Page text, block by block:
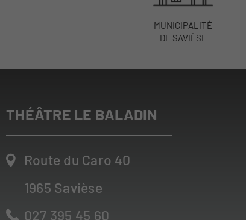
MUNICIPALITÉ
DE SAVIÈSE
THÉÂTRE LE BALADIN
Route du Caro 40
1965 Savièse
027 395 45 60